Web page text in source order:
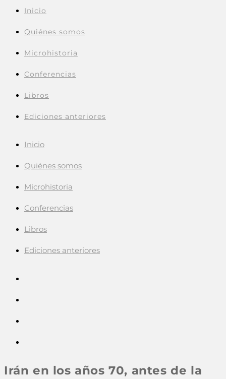
Inicio
Quiénes somos
Microhistoria
Conferencias
Libros
Ediciones anteriores
Inicio
Quiénes somos
Microhistoria
Conferencias
Libros
Ediciones anteriores
Irán en los años 70, antes de la